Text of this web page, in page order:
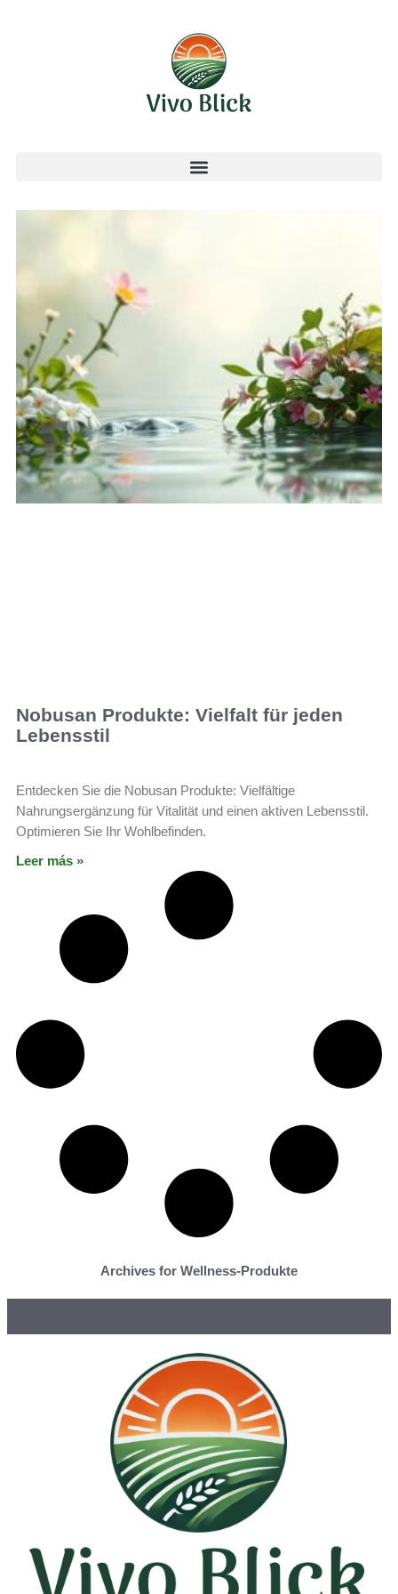
Nobusan Produkte: Vielfalt für jeden
Lebensstil
Entdecken Sie die Nobusan Produkte: Vielfältige
Nahrungsergänzung für Vitalität und einen aktiven Lebensstil.
Optimieren Sie Ihr Wohlbefinden.
Leer más »
Archives for Wellness-Produkte